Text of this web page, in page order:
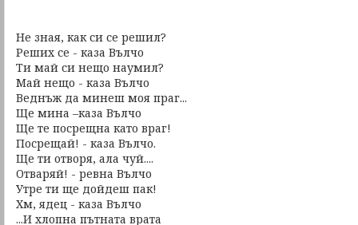
Не зная, как си се решил?
Реших се - каза Вълчо
Ти май си нещо наумил?
Май нещо - каза Вълчо
Веднъж да минеш моя праг...
Ще мина –каза Вълчо
Ще те посрещна като враг!
Посрещай! - каза Вълчо.
Ще ти отворя, ала чуй....
Отваряй! - ревна Вълчо
Утре ти ще дойдеш пак!
Хм, ядец - каза Вълчо
...И хлопна пътната врата